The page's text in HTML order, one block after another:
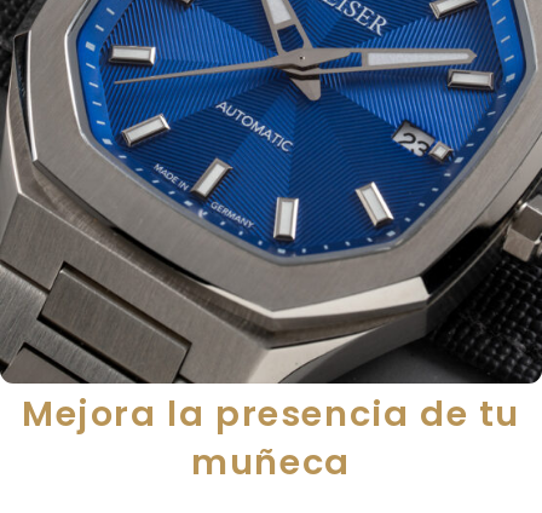
Mejora la presencia de tu
muñeca